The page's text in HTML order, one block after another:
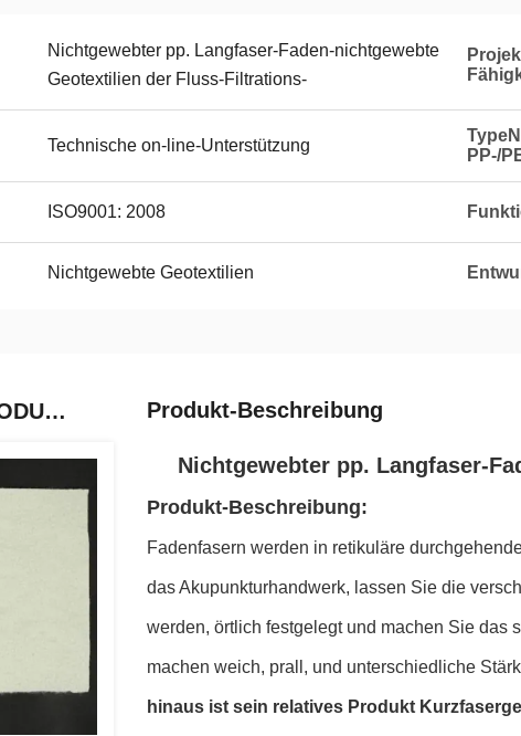
Nichtgewebter pp. Langfaser-Faden-nichtgewebte
Geotextilien der Fluss-Filtrations-
Technische on-line-Unterstützung
PP-/
ISO9001: 2008
Nichtgewebte Geotextilien
VERWANDTE PRODUKTE Produkt-Beschreibung
Nichtgewebter pp. Langfaser-
Produkt-Beschreibung:
Fadenfasern werden in retikuläre
das Akupunkturhandwerk, lassen Sie die
werden, örtlich festgelegt und machen Sie das
machen weich, prall, und unterschiedliche
hinaus ist sein relatives Produkt